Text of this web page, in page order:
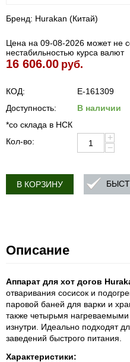
Бренд: Hurakan (Китай)
Цена на 09-08-2026 может не
нестабильностью курса валют
16 606.00 руб.
КОД:
E-161309
Доступность:
В наличии
*со склада в НСК
Кол-во:
+
−
В КОРЗИНУ
Описание
Аппарат для хот догов
отваривания сосисок и
паровой баней для варки и
также четырьмя
изнутри. Идеально подходят
заведений быстрого питания.
Характеристики: